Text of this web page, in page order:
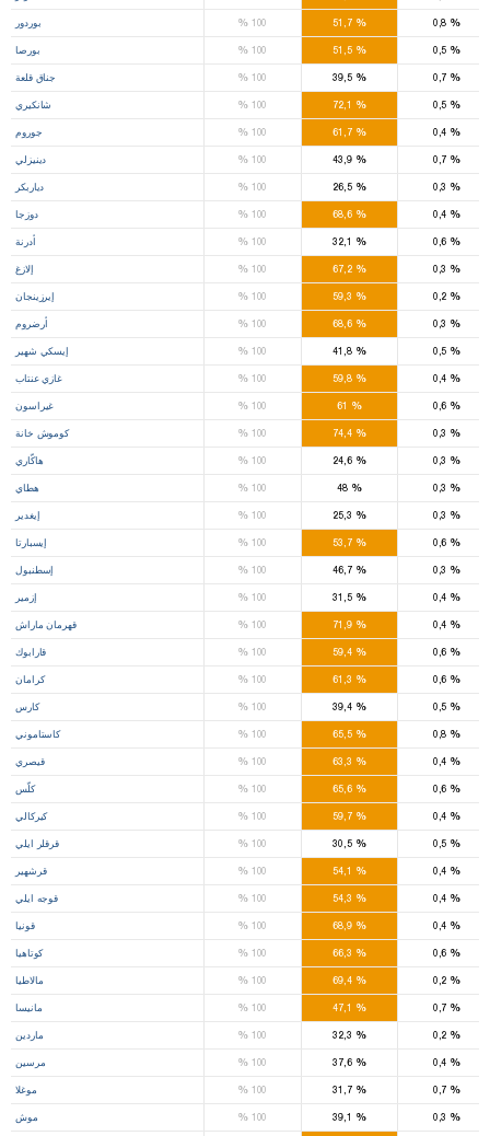
بوردور %100 %
51,7 %
بورصا %100 %
51,5 %
جناق قلعة %100 %
39,5 %
شانكيري %100 % %
جوروم %100 %
61,7 %
دينيزلي %100 %
43,9 %
دياربكر %100 %
26,5 %
دوزجا %100 %
68,6 %
أدرنة %100 % %
إلازغ %100 %
67,2 %
إيرزينجان %100 % %
أرضروم %100 %
68,6 %
إيسكي شهير %100 %
41,8 %
غازي عنتاب %100 %
59,8 %
غيراسون %100 % %
كوموش خانة %100 %
74,4 %
هاكّاري %100 %
24,6 %
هطاي %100 % %
إيغدير %100 % %
إيسبارتا %100 %
53,7 %
إسطنبول %100 %
46,7 %
إزمير %100 %
31,5 %
قهرمان ماراش %100 %
71,9 %
قارابوك %100 %
59,4 %
كرامان %100 % %
كارس %100 %
39,4 %
كاستاموني %100 %
65,5 %
قيصري %100 % %
كلّس %100 %
65,6 %
كيركالي %100 %
59,7 %
قرقلر ايلي %100 %
30,5 %
قرشهير %100 % %
قوجه ايلي %100 % %
قونيا %100 %
68,9 %
كوتاهيا %100 % %
مالاطيا %100 %
69,4 %
مانيسا %100 % %
ماردين %100 % %
مرسين %100 %
37,6 %
موغلا %100 %
31,7 %
موش %100 % %